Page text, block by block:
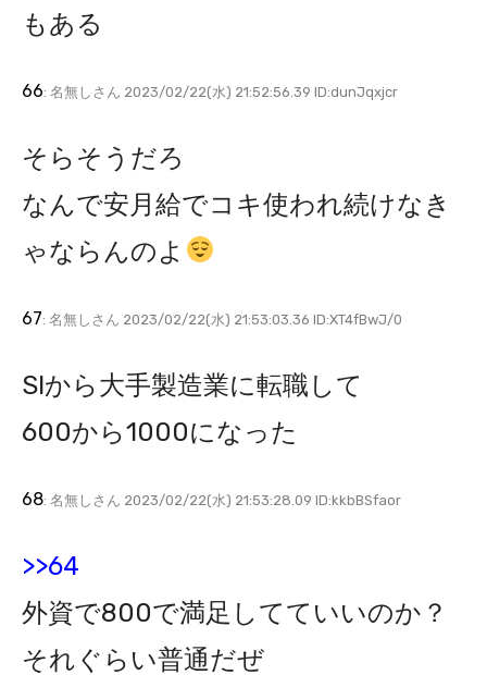
もある
66: 名無しさん 2023/02/22(水) 21:52:56.39 ID:dunJqxjcr
そらそうだろ
なんで安月給でコキ使われ続けなき
ゃならんのよ
67: 名無しさん 2023/02/22(水) 21:53:03.36 ID:XT4fBwJ/0
SIから大手製造業に転職して
600から1000になった
68: 名無しさん 2023/02/22(水) 21:53:28.09 ID:kkbBSfaor
>>64
外資で800で満足してていいのか？
それぐらい普通だぜ